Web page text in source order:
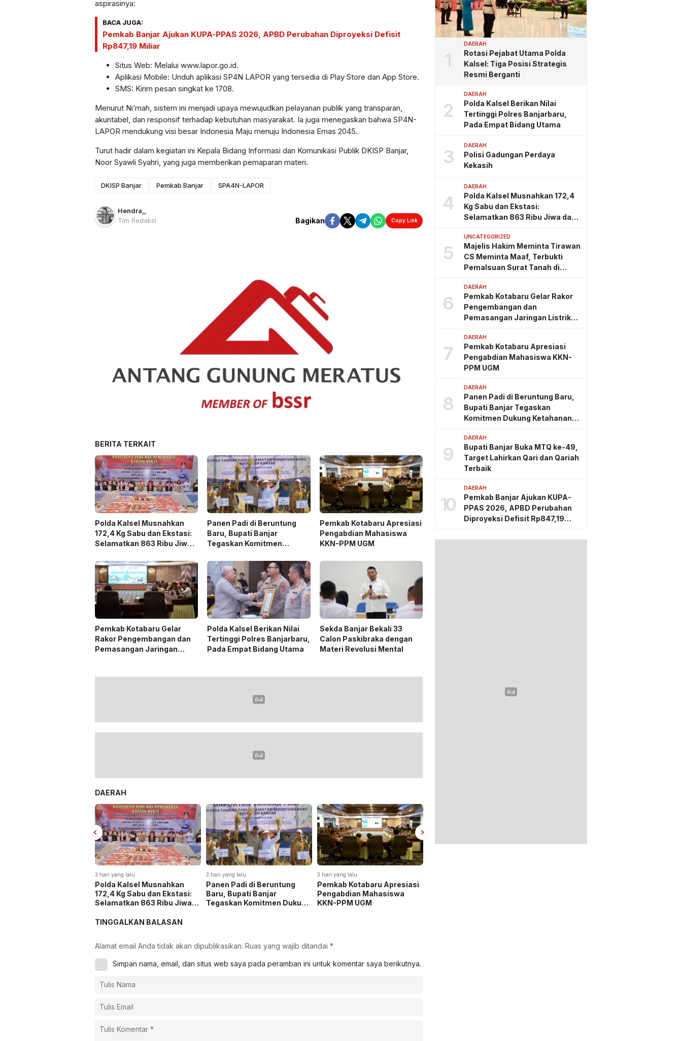
aspirasinya:
BACA JUGA:
Pemkab Banjar Ajukan KUPA-PPAS 2026, APBD Perubahan Diproyeksi Defisit
Rp847,19 Miliar
Situs Web: Melalui www.lapor.go.id.
Aplikasi Mobile: Unduh aplikasi SP4N LAPOR yang tersedia di Play Store dan App Store.
SMS: Kirim pesan singkat ke 1708.
Menurut Ni’mah, sistem ini menjadi upaya mewujudkan pelayanan publik yang transparan,
akuntabel, dan responsif terhadap kebutuhan masyarakat. Ia juga menegaskan bahwa SP4N-
LAPOR mendukung visi besar Indonesia Maju menuju Indonesia Emas 2045.
Turut hadir dalam kegiatan ini Kepala Bidang Informasi dan Komunikasi Publik DKISP Banjar,
Noor Syawli Syahri, yang juga memberikan pemaparan materi.
DKISP Banjar Pemkab Banjar SPA4N-LAPOR
Hendra
Tim Redaksi
Bagikan Copy Link
BERITA TERKAIT
Polda Kalsel Musnahkan
172,4 Kg Sabu dan Ekstasi:
Selamatkan 863 Ribu Jiwa
4,3 Triliun
Panen Padi di Beruntung
Baru, Bupati Banjar
Tegaskan Komitmen
Pemkab Kotabaru Apresiasi
Pengabdian Mahasiswa
KKN-PPM UGM
Pemkab Kotabaru Gelar
Rakor Pengembangan dan
Pemasangan Jaringan
Polda Kalsel Berikan Nilai
Tertinggi Polres Banjarbaru,
Pada Empat Bidang Utama
Sekda Banjar Bekali 33
Calon Paskibraka dengan
Materi Revolusi Mental
DAERAH
3 hari yang lalu
Polda Kalsel Musnahkan
172,4 Kg Sabu dan Ekstasi:
Selamatkan 863 Ribu Jiwa
4,3 Triliun
3 hari yang lalu
Panen Padi di Beruntung
Baru, Bupati Banjar
Tegaskan Komitmen Dukung
3 hari yang lalu
Pemkab Kotabaru Apresiasi
Pengabdian Mahasiswa
KKN-PPM UGM
TINGGALKAN BALASAN
Alamat email Anda tidak akan dipublikasikan. Ruas yang wajib ditandai *
Simpan nama, email, dan situs web saya pada peramban ini untuk komentar saya berikutnya.
1
DAERAH
Rotasi Pejabat Utama Polda
Kalsel: Tiga Posisi Strategis
Resmi Berganti
2
DAERAH
Polda Kalsel Berikan Nilai
Tertinggi Polres Banjarbaru,
Pada Empat Bidang Utama
3
DAERAH
Polisi Gadungan Perdaya
Kekasih
4
DAERAH
Polda Kalsel Musnahkan 172,4
Kg Sabu dan Ekstasi:
Selamatkan 863 Ribu Jiwa dan
Triliun
5
UNCATEGORIZED
Majelis Hakim Meminta Tirawan
CS Meminta Maaf, Terbukti
Pemalsuan Surat Tanah di
6
DAERAH
Pemkab Kotabaru Gelar Rakor
Pengembangan dan
Pemasangan Jaringan Listrik
7
DAERAH
Pemkab Kotabaru Apresiasi
Pengabdian Mahasiswa KKN-
PPM UGM
8
DAERAH
Panen Padi di Beruntung Baru,
Bupati Banjar Tegaskan
Komitmen Dukung Ketahanan
9
DAERAH
Bupati Banjar Buka MTQ ke-49,
Target Lahirkan Qari dan Qariah
Terbaik
10
DAERAH
Pemkab Banjar Ajukan KUPA-
PPAS 2026, APBD Perubahan
Diproyeksi Defisit Rp847,19